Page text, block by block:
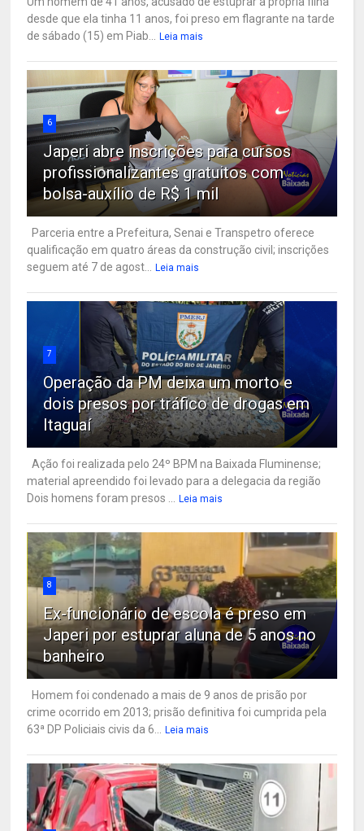
desde que ela tinha 11 anos, foi preso em flagrante na tarde
de sábado (15) em Piab...
Leia mais
6
Japeri abre inscrições para cursos
profissionalizantes gratuitos com
bolsa-auxílio de R$ 1 mil
Parceria entre a Prefeitura, Senai e Transpetro oferece
qualificação em quatro áreas da construção civil; inscrições
seguem até 7 de agost...
Leia mais
7
Operação da PM deixa um morto e
dois presos por tráfico de drogas em
Itaguaí
Ação foi realizada pelo 24º BPM na Baixada Fluminense;
material apreendido foi levado para a delegacia da região
Dois homens foram presos ...
Leia mais
8
Ex-funcionário de escola é preso em
Japeri por estuprar aluna de 5 anos no
banheiro
Homem foi condenado a mais de 9 anos de prisão por
crime ocorrido em 2013; prisão definitiva foi cumprida pela
63ª DP Policiais civis da 6...
Leia mais